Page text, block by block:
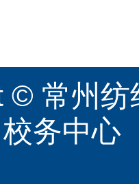
© 常州纺
务中